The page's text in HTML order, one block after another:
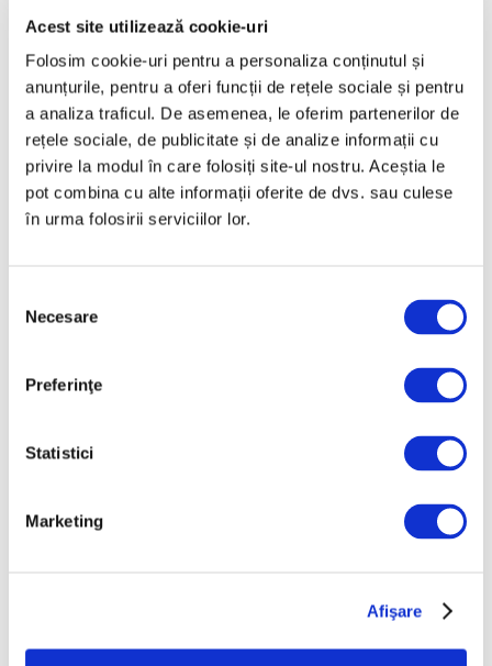
Acest site utilizează cookie-uri
Folosim cookie-uri pentru a personaliza conținutul și
anunțurile, pentru a oferi funcții de rețele sociale și pentru
a analiza traficul. De asemenea, le oferim partenerilor de
rețele sociale, de publicitate și de analize informații cu
privire la modul în care folosiți site-ul nostru. Aceștia le
pot combina cu alte informații oferite de dvs. sau culese
în urma folosirii serviciilor lor.
consimțământului
Necesare
Preferinţe
Statistici
Marketing
Afişare
Martie 2025
Februarie 2025
Ianuarie 2025
Decembrie 2024
Noiembrie 2024
Octombrie 2024
Iulie 2024
Mai 2024
Martie 2024
Ianuarie 2024